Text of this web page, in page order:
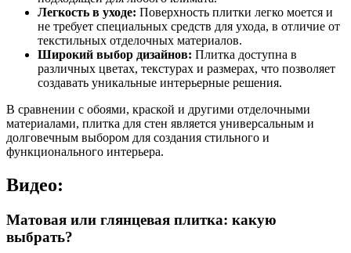
Легкость в уходе: Поверхность плитки легко моется и
не требует специальных средств для ухода, в отличие от
текстильных отделочных материалов.
Широкий выбор дизайнов: Плитка доступна в
различных цветах, текстурах и размерах, что позволяет
создавать уникальные интерьерные решения.
В сравнении с обоями, краской и другими отделочными
материалами, плитка для стен является универсальным и
долговечным выбором для создания стильного и
функционального интерьера.
Видео:
Матовая или глянцевая плитка: какую
выбрать?